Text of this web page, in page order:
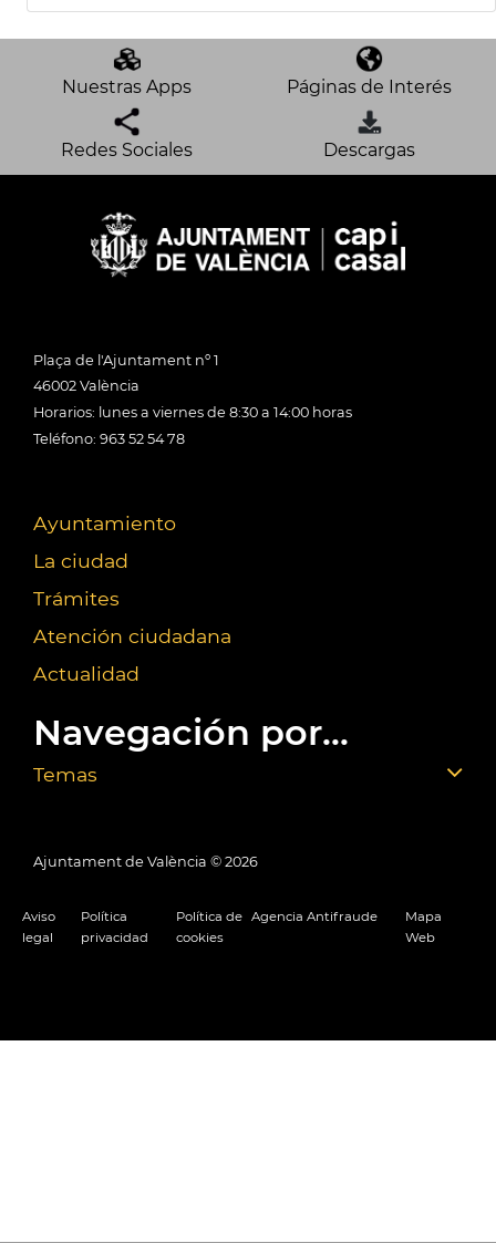
Nuestras Apps Páginas de Interés
Redes Sociales Descargas
Plaça de l'Ajuntament nº 1
46002 València
Horarios: lunes a viernes de 8:30 a 14:00 horas
Teléfono: 963 52 54 78
Ayuntamiento
La ciudad
Trámites
Atención ciudadana
Actualidad
Navegación por...
Temas
Ajuntament de València © 2026
Aviso
legal
Política
privacidad
Política de
cookies
Agencia Antifraude
Mapa
Web